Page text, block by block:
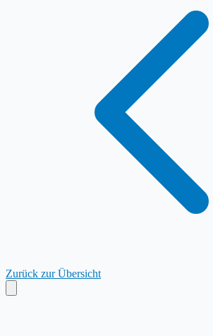
Zurück zur Übersicht